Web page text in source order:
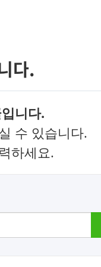
다.
니다.
수 있습니다.
하세요.